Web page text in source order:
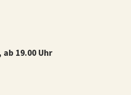
ab 19.00 Uhr